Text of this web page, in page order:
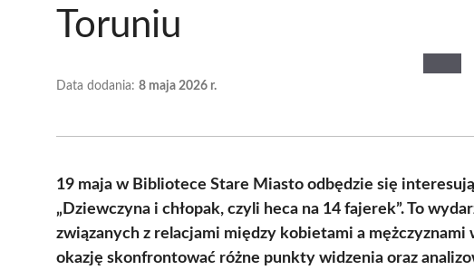
Toruniu
Data dodania: 8 maja 2026 r.
19 maja w Bibliotece Stare Miasto odbędzie się
„Dziewczyna i chłopak, czyli heca na 14 fajerek”. To
związanych z relacjami między kobietami a mężczyznami
okazję skonfrontować różne punkty widzenia oraz